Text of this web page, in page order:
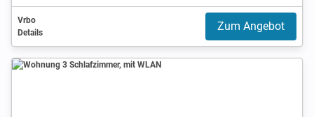
Vrbo
Details
Zum Angebot